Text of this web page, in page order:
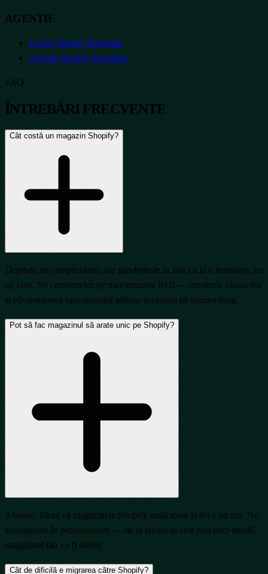
AGENȚIE
Expert Shopify România
Agenție Shopify România
FAQ
ÎNTREBĂRI FRECVENTE
Cât costă un magazin Shopify?
Depinde de complexitate, dar gândește-te la asta ca la o investiție, nu
un cost. Ne concentrăm pe maximizarea ROI — creșterea vânzărilor
și eficientizarea operațiunilor plătesc investiția pe termen lung.
Pot să fac magazinul să arate unic pe Shopify?
Absolut. Ideea că magazinele Shopify arată toate la fel e un mit. Ne
specializăm în personalizare — de la layout la cele mai mici detalii,
magazinul tău va fi diferit.
Cât de dificilă e migrarea către Shopify?